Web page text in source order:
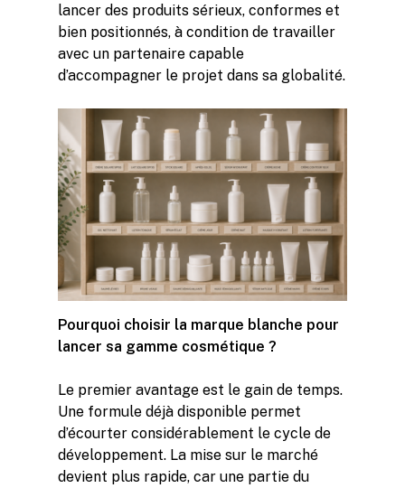
lancer des produits sérieux, conformes et
bien positionnés, à condition de travailler
avec un partenaire capable
d’accompagner le projet dans sa globalité.
Pourquoi choisir la marque blanche pour
lancer sa gamme cosmétique ?
Le premier avantage est le gain de temps.
Une formule déjà disponible permet
d’écourter considérablement le cycle de
développement. La mise sur le marché
devient plus rapide, car une partie du